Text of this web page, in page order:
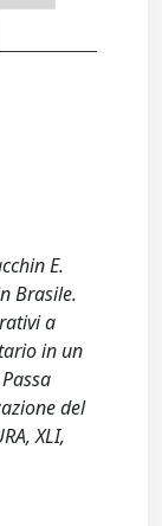
E.
Brasile.
a
in un
del
XLI,